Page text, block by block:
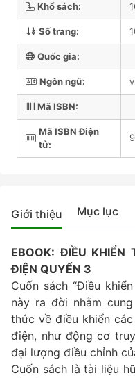
Khổ sách:
Số trang:
Quốc gia:
Ngôn ngữ: vi
Mã ISBN:
Mã ISBN Điện
tử:
Giới thiệu Mục lục
EBOOK: ĐIỀU KHIỂN
ĐIỆN QUYỂN 3
Cuốn sách “Điều
này ra đời nhằm
thức về điều khiển
điện, như động cơ
đại lượng điều chỉnh
Cuốn sách là tài liệu